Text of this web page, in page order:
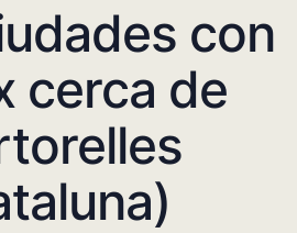
con
cerca de